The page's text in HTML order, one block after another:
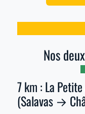
Nos
7 km : La
(Salavas →